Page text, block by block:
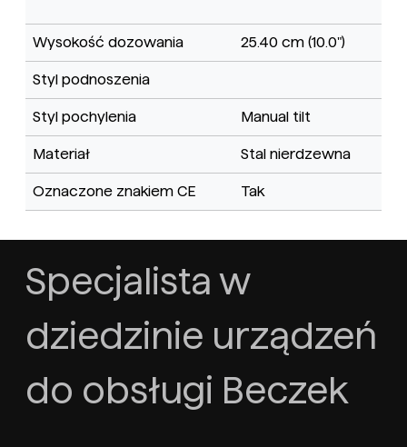
Wysokość dozowania 25.40 cm (10.0")
Styl podnoszenia
Styl pochylenia Manual tilt
Materiał Stal nierdzewna
Oznaczone znakiem CE Tak
Specjalista w
dziedzinie urządzeń
do obsługi Beczek